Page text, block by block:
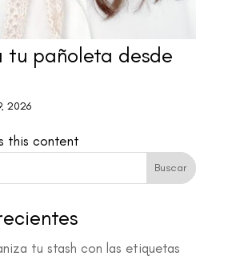
tu pañoleta desde
2026
this content
Buscar
tu stash con las etiquetas